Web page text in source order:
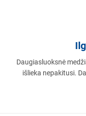
Daugiasluoksnė
išlieka nepakitusi.